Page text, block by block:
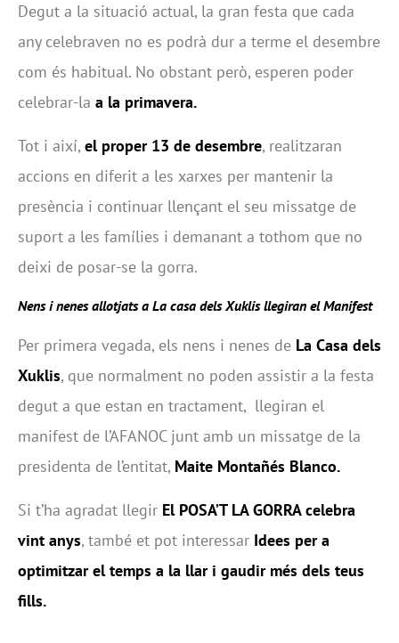
Degut a la situació actual, la gran festa que cada
any celebraven no es podrà dur a terme el desembre
com és habitual. No obstant però, esperen poder
celebrar-la a la primavera.
Tot i així, el proper 13 de desembre, realitzaran
accions en diferit a les xarxes per mantenir la
presència i continuar llençant el seu missatge de
suport a les famílies i demanant a tothom que no
deixi de posar-se la gorra.
Nens i nenes allotjats a La casa dels Xuklis llegiran el Manifest
Per primera vegada, els nens i nenes de La Casa dels
Xuklis, que normalment no poden assistir a la festa
degut a que estan en tractament, llegiran el
manifest de l’AFANOC junt amb un missatge de la
presidenta de l’entitat, Maite Montañés Blanco.
Si t’ha agradat llegir El POSA’T LA GORRA celebra
vint anys, també et pot interessar Idees per a
optimitzar el temps a la llar i gaudir més dels teus
fills.